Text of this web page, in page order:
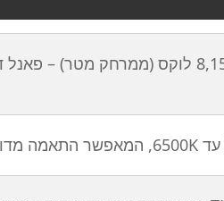
עוצמה מרשימה של 8,156 לוקס